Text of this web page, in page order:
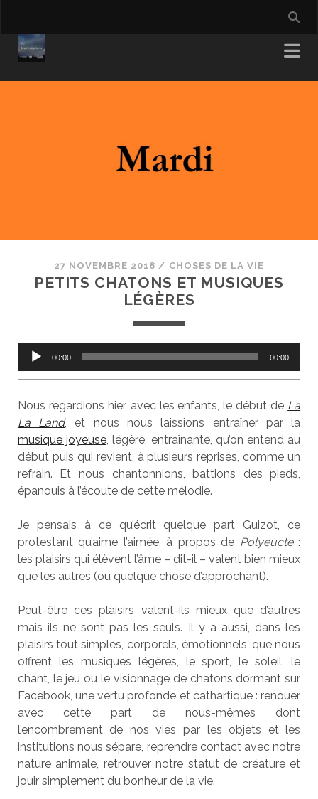
27 NOVEMBRE 2018 / CHOSES DE LA VIE
PETITS CHATONS ET MUSIQUES
LÉGÈRES
Lecteur
00:00 00:00
Nous regardions hier, avec les enfants, le début de La
La Land, et nous nous laissions entraîner par la
musique joyeuse, légère, entraînante, qu’on entend au
début puis qui revient, à plusieurs reprises, comme un
refrain. Et nous chantonnions, battions des pieds,
épanouis à l’écoute de cette mélodie.
Je pensais à ce qu’écrit quelque part Guizot, ce
protestant qu’aime l’aimée, à propos de Polyeucte:
les plaisirs qui élèvent l’âme – dit-il – valent bien mieux
que les autres (ou quelque chose d’approchant).
Peut-être ces plaisirs valent-ils mieux que d’autres
mais ils ne sont pas les seuls. Il y a aussi, dans les
plaisirs tout simples, corporels, émotionnels, que nous
offrent les musiques légères, le sport, le soleil, le
chant, le jeu ou le visionnage de chatons dormant sur
Facebook, une vertu profonde et cathartique : renouer
avec cette part de nous-mêmes dont
l’encombrement de nos vies par les objets et les
institutions nous sépare, reprendre contact avec notre
nature animale, retrouver notre statut de créature et
jouir simplement du bonheur de la vie.